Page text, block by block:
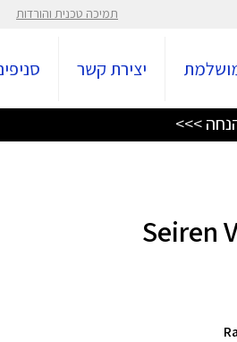
תמיכה טכנית והורדות
יצירת קשר